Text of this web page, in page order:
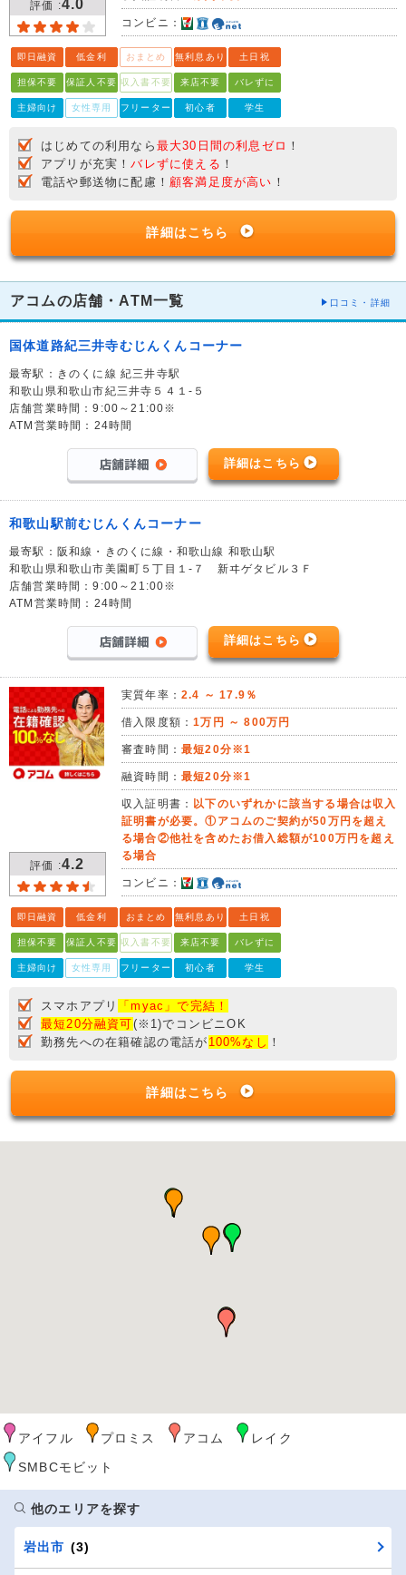
評価 :4.0
コンビニ：
即日融資 低金利 おまとめ 無利息あり 土日祝
担保不要 保証人不要 収入書不要 来店不要 バレずに
主婦向け 女性専用 フリーター 初心者 学生
はじめての利用なら 最大30日間の利息ゼロ ！
アプリが充実！バレずに使える ！
電話や郵送物に配慮！ 顧客満足度が高い ！
詳細はこちら
アコムの店舗・ATM一覧 口コミ・詳細
国体道路紀三井寺むじんくんコーナー
最寄駅：きのくに線 紀三井寺駅
和歌山県和歌山市紀三井寺５４１-５
店舗営業時間：9:00～21:00※
ATM営業時間：24時間
詳細はこちら
和歌山駅前むじんくんコーナー
最寄駅：阪和線・きのくに線・和歌山線 和歌山駅
和歌山県和歌山市美園町５丁目１-７ 新ヰゲタビル３Ｆ
店舗営業時間：9:00～21:00※
ATM営業時間：24時間
詳細はこちら
評価 :4.2
実質年率： 2.4 ～ 17.9％
借入限度額：1万円 ～ 800万円
審査時間： 最短20分※1
融資時間： 最短20分※1
収入証明書： 以下のいずれかに該当する場合は収入
証明書が必要。①アコムのご契約が50万円を超え
る場合②他社を含めたお借入総額が100万円を超え
る場合
コンビニ：
即日融資 低金利 おまとめ 無利息あり 土日祝
担保不要 保証人不要 収入書不要 来店不要 バレずに
主婦向け 女性専用 フリーター 初心者 学生
スマホアプリ
「myac」で完結！
最短20分融資可(※1)でコンビニOK
勤務先への在籍確認の電話が 100%なし ！
詳細はこちら
アイフル プロミス アコム
レイク
SMBCモビット
他のエリアを探す
岩出市 (3)